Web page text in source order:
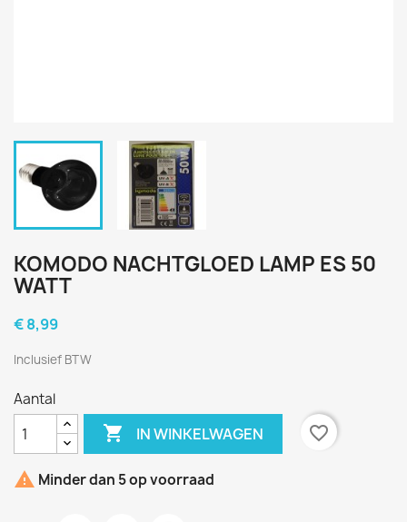
KOMODO NACHTGLOED LAMP ES 50
WATT
€ 8,99
Inclusief BTW
Aantal
 IN WINKELWAGEN favorite_border
 Minder dan 5 op voorraad